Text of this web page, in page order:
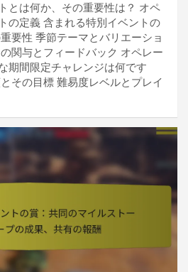
とは何か、その重要性は？ オペ
の定義 含まれる特別イベントの
要性 季節テーマとバリエーショ
関与とフィードバック オペレー
期間限定チャレンジは何です
その目標 難易度レベルとプレイ